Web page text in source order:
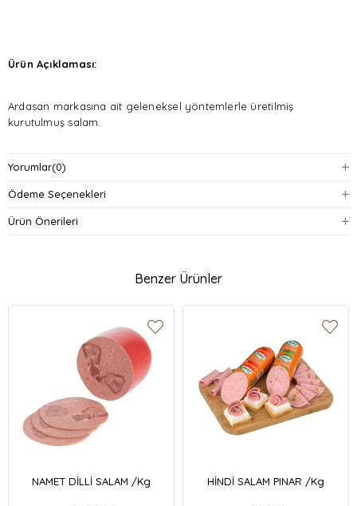
Ürün Açıklaması:
Ardasan markasına ait geleneksel yöntemlerle üretilmiş
kurutulmuş salam.
Dilimlenmiş ve vakumlu ambalajda sunulur.
Serin ve kuru ortamda muhafaza edilmesi önerilir.
Yorumlar(0)
Ödeme Seçenekleri
Ürün Önerileri
Benzer Ürünler
NAMET DİLLİ SALAM /Kg HİNDİ SALAM PINAR /Kg